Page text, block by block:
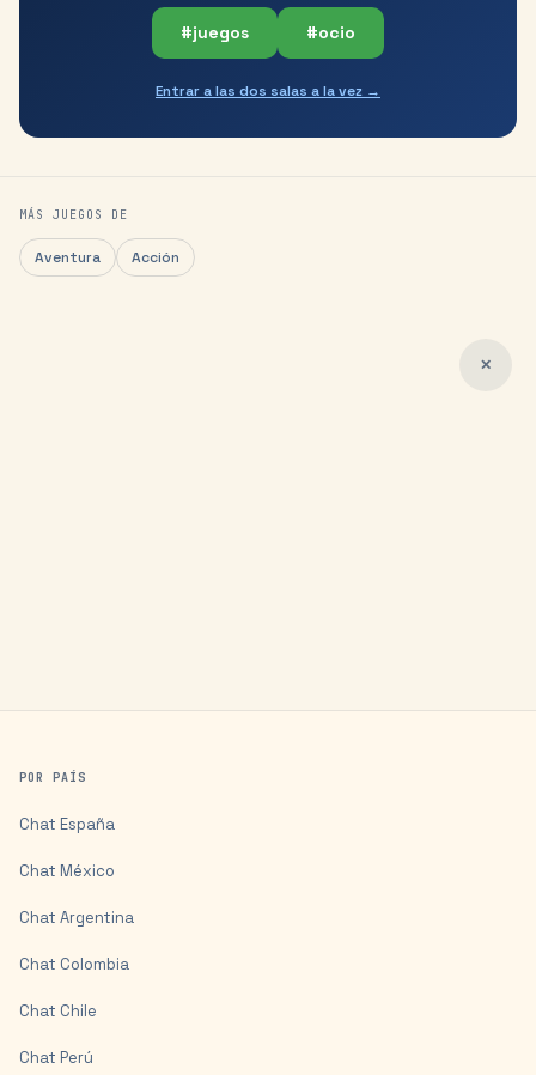
#juegos #ocio
Entrar a las dos salas a la vez →
MÁS JUEGOS DE
Aventura Acción
✕
POR PAÍS
Chat España
Chat México
Chat Argentina
Chat Colombia
Chat Chile
Chat Perú